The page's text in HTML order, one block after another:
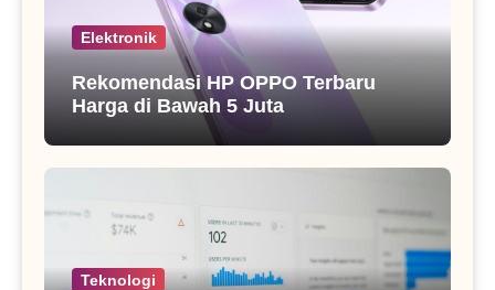
Elektronik
Rekomendasi HP OPPO Terbaru
Harga di Bawah 5 Juta
Teknologi